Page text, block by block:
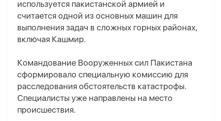
используется пакистанской армией и
считается одной из основных машин для
выполнения задач в сложных горных районах,
включая Кашмир.
Командование Вооруженных сил Пакистана
сформировало специальную комиссию для
расследования обстоятельств катастрофы.
Специалисты уже направлены на место
происшествия.